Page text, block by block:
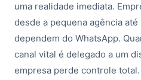
uma realidade imediata.
desde a pequena agência
dependem do WhatsApp.
canal vital é delegado a um
empresa perde controle